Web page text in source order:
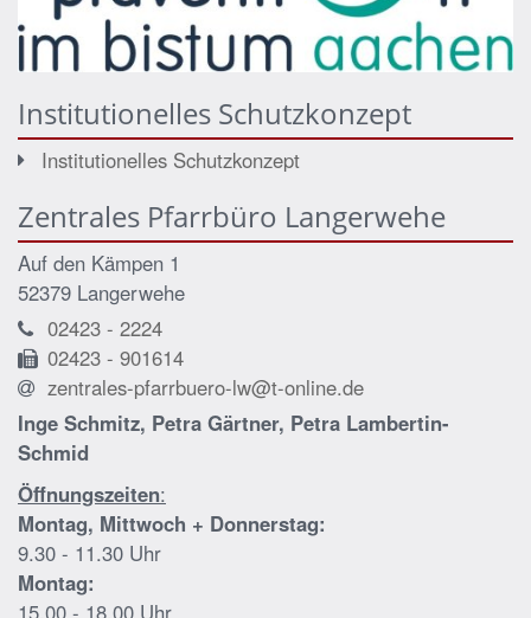
Institutionelles Schutzkonzept
Institutionelles Schutzkonzept
Zentrales Pfarrbüro Langerwehe
Auf den Kämpen 1
52379 Langerwehe
02423 - 2224
02423 - 901614
zentrales-pfarrbuero-lw@t-online.de
Inge Schmitz, Petra Gärtner, Petra Lambertin-
Schmid
Öffnungszeiten:
Montag, Mittwoch + Donnerstag:
9.30 - 11.30 Uhr
Montag: